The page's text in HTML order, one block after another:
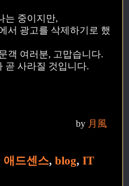
는 중이지만,
서 광고를 삭제하기로 했
객 여러분, 고맙습니다.
곧 사라질 것입니다.
by 月風
애드센스, blog, IT